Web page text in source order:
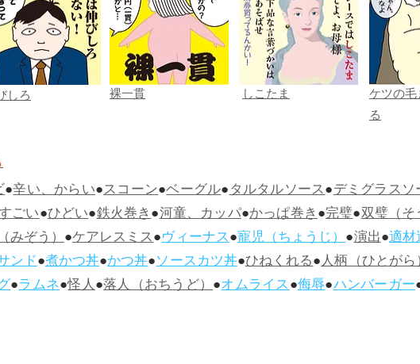
しろ 裸一貫 しこたま
ケツの
る
●辛い、からい●スコーン●ベーグル●タルタルソース●デミグラスソ
ごい●ひどい●鉄火巻き●河童、カッパ●かっぱ巻き●完璧●双璧（
みぞう）●ケアレスミス●ヴィーナス●寵児（ちょうじ）●演出●適
ンド●煮かつ丼●かつ丼●ソースカツ丼●ひねくれる●人柄（ひとが
●ラムネ●怪人●落人（おちうど）●オムライス●侮辱●ハンバーガー